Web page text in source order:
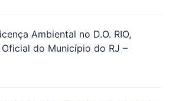
Ambiental no D.O. RIO,
Oficial do Município do RJ –